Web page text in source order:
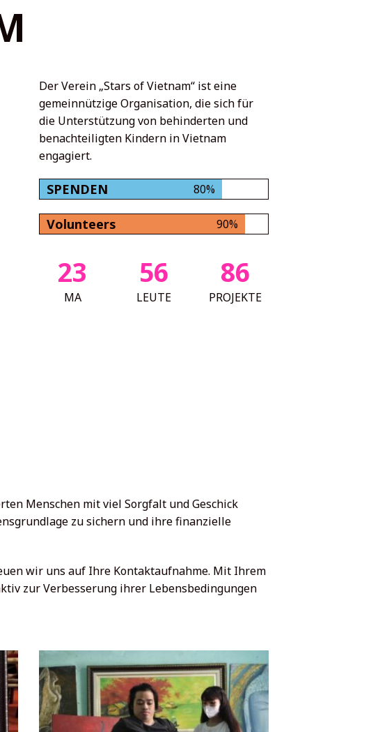
Der Verein „Stars of Vietnam“ ist eine
gemeinnützige Organisation, die sich für
die Unterstützung von behinderten und
benachteiligten Kindern in Vietnam
engagiert.
SPENDEN 80%
Volunteers 90%
23
MA
56
LEUTE
86
PROJEKTE
Menschen mit viel Sorgfalt und Geschick
zu sichern und ihre finanzielle
wir uns auf Ihre Kontaktaufnahme. Mit Ihrem
zur Verbesserung ihrer Lebensbedingungen